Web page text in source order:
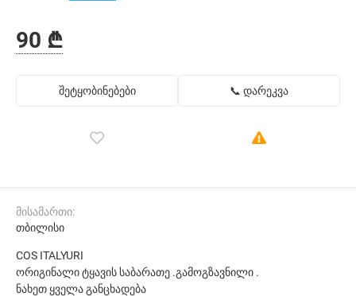
90 ₾
შეტყობინებები 📞 დარეკვა
მისამართი:
თბილისი
COS ITALYURI
ორიგინალი ტყავის საბარათე .გამოგზავნილი .
ნახეთ ყველა განცხადება